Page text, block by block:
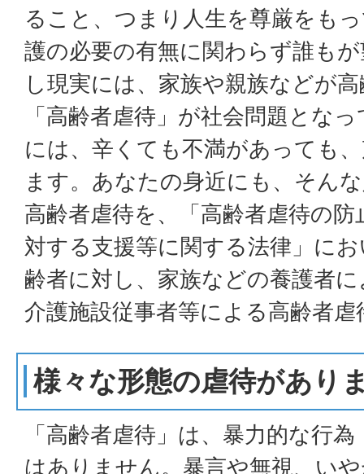
ること、つまり人生を尊厳をも
護の必要の有無に関わらず誰も
し現実には、家族や親族などが
「高齢者虐待」が社会問題とな
には、辛くても不満があっても
ます。あなたの身近にも、そん
高齢者虐待を、「高齢者虐待の
対する支援等に関する法律」に
齢者に対し、家族などの養護者
介護施設従事者等による高齢者
様々な形態の虐待があり
「高齢者虐待」は、暴力的な行
はありません。暴言や無視、い